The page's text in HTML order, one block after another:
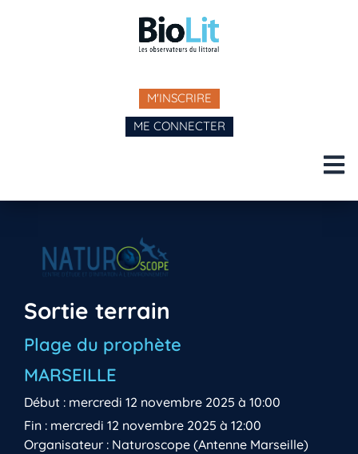
M'INSCRIRE
ME CONNECTER
Sortie terrain
Plage du prophète
MARSEILLE
Début : mercredi 12 novembre 2025 à 10:00
Fin : mercredi 12 novembre 2025 à 12:00
Organisateur : Naturoscope (Antenne Marseille)